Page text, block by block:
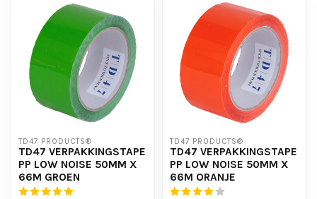
TD47 PRODUCTS®
TD47 VERPAKKINGSTAPE
PP LOW NOISE 50MM X
66M GROEN
TD47 PRODUCTS®
TD47 VERPAKKINGSTAPE
PP LOW NOISE 50MM X
66M ORANJE